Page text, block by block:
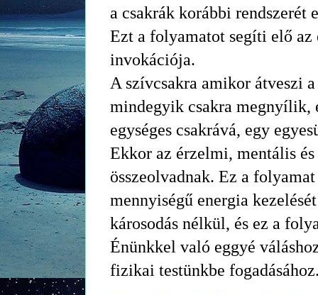
a csakrák korábbi rendszerét
Ezt a folyamatot segíti elő az
invokációja.
A szívcsakra amikor átveszi
mindegyik csakra megnyílik,
egységes csakrává, egy
Ekkor az érzelmi, mentális
összeolvadnak. Ez a
mennyiségű energia
károsodás nélkül, és ez a
Énünkkel való eggyé
fizikai testünkbe